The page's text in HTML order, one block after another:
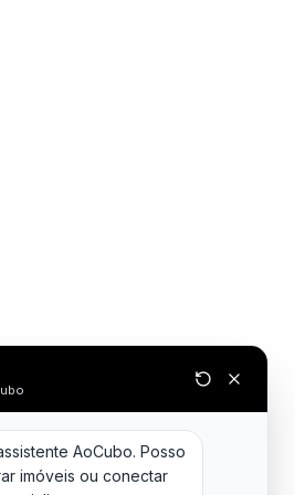
AoCubo. Posso
imóveis ou conectar